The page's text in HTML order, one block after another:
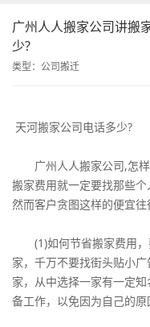
广州人人搬家公司讲搬
少?
类型： 公司搬迁
广州人人搬家
天河搬家公司电话多少?
广州人人搬家公司,怎样
搬家费用就一定要找那些个
然而客户贪图这样的便宜往
(1)如何节省搬家费用，
家，千万不要找街头贴小
家，从中选择一家有一定
备工作，以免因为自己的原